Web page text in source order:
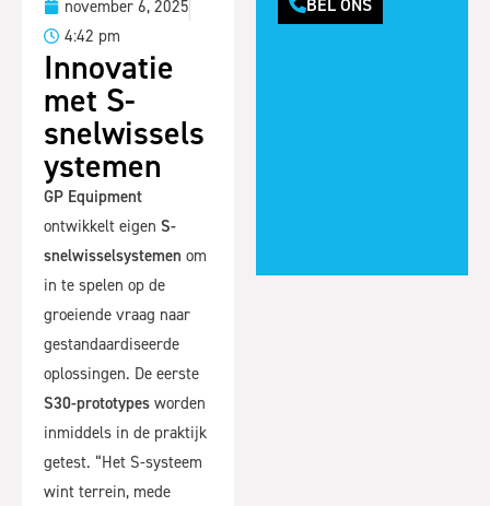
november 6, 2025
4:42 pm
Innovatie
met S-
snelwissels
ystemen
GP Equipment
ontwikkelt eigen S-
snelwisselsystemen om
in te spelen op de
groeiende vraag naar
gestandaardiseerde
oplossingen. De eerste
S30-prototypes worden
inmiddels in de praktijk
getest. “Het S-systeem
wint terrein, mede
BEL ONS